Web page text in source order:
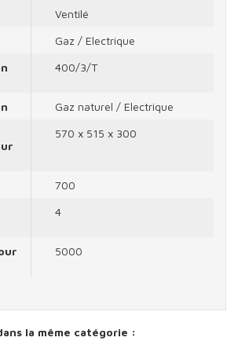
Ventilé
Gaz / Electrique
400/3/T
Gaz naturel / Electrique
570 x 515 x 300
700
4
5000
la même catégorie :